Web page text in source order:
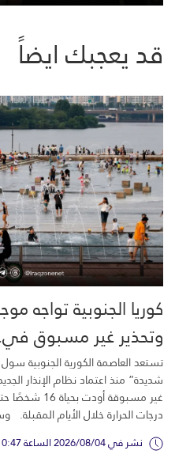
قد يعجبك ايضاً
وتحذير غير مسبوق
تستعد العاصمة الكورية الجنوبية
شديدة” منذ اعتماد نظام الإنذار
غير مسبوقة
درجات الحرارة خلال الأيام
نشر في 2026/08/04 الساعة 10:47 م